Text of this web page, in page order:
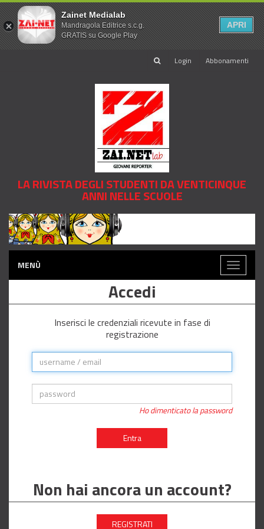
Login Abbonamenti
LA RIVISTA DEGLI STUDENTI DA VENTICINQUE
ANNI NELLE SCUOLE
MENÙ
Toggle
Accedi
Inserisci le credenziali ricevute in fase di
registrazione
Ho dimenticato la password
Entra
Non hai ancora un account?
REGISTRATI
Zainet Medialab
Mandragola Editrice s.c.g.
GRATIS su Google Play
APRI